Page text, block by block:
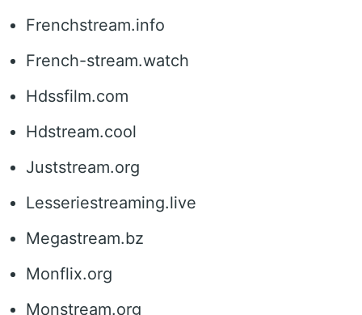
Frenchstream.info
French-stream.watch
Hdssfilm.com
Hdstream.cool
Juststream.org
Lesseriestreaming.live
Megastream.bz
Monflix.org
Monstream.org